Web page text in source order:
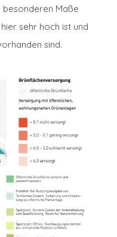
Maße
sehr hoch ist und
sind.